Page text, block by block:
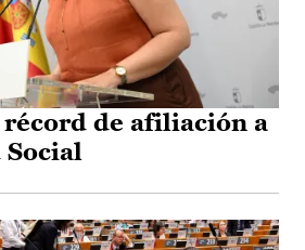
récord de afiliación a
Social